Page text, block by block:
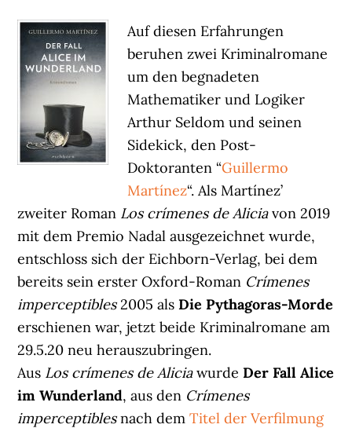
Auf diesen Erfahrungen
beruhen zwei Kriminalromane
um den begnadeten
Mathematiker und Logiker
Arthur Seldom und seinen
Sidekick, den Post-
Doktoranten “Guillermo
Martínez“. Als Martínez’
zweiter Roman Los crímenes de Aliciavon 2019
mit dem Premio Nadal ausgezeichnet wurde,
entschloss sich der Eichborn-Verlag, bei dem
bereits sein erster Oxford-Roman Crímenes
imperceptibles2005 alsDie Pythagoras-Morde
erschienen war, jetzt beide Kriminalromane am
29.5.20 neu herauszubringen.
Aus Los crímenes de AliciawurdeDer Fall Alice
im Wunderland, aus den Crímenes
imperceptiblesnach demTitel der Verfilmung